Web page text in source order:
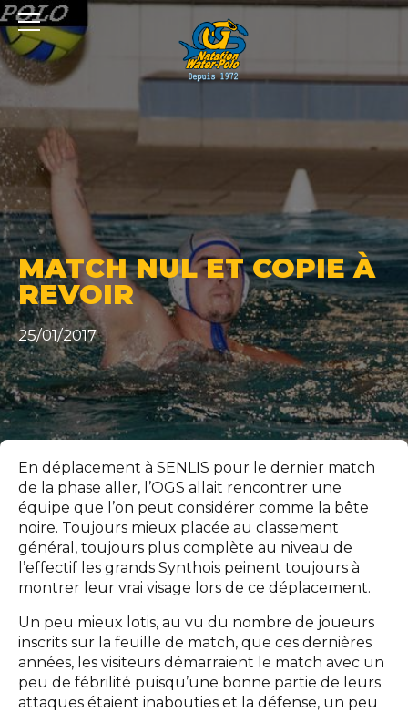
MATCH NUL ET COPIE À
REVOIR
25/01/2017
En déplacement à SENLIS pour le dernier match
de la phase aller, l’OGS allait rencontrer une
équipe que l’on peut considérer comme la bête
noire. Toujours mieux placée au classement
général, toujours plus complète au niveau de
l’effectif les grands Synthois peinent toujours à
montrer leur vrai visage lors de ce déplacement.
Un peu mieux lotis, au vu du nombre de joueurs
inscrits sur la feuille de match, que ces dernières
années, les visiteurs démarraient le match avec un
peu de fébrilité puisqu’une bonne partie de leurs
attaques étaient inabouties et la défense, un peu
Panneau de gestion des cookies